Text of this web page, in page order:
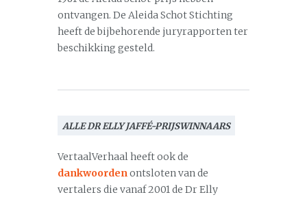
ontvangen. De Aleida Schot Stichting
heeft de bijbehorende juryrapporten ter
beschikking gesteld.
ALLE DR ELLY JAFFÉ-PRIJSWINNAARS
VertaalVerhaal heeft ook de
dankwoordenontsloten van de
vertalers die vanaf 2001 de Dr Elly